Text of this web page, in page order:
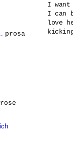
prosa
I
I can
love